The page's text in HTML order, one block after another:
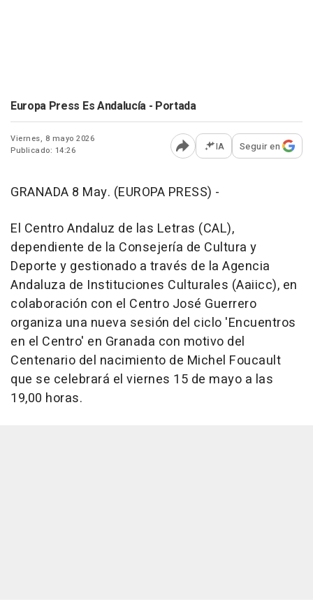
Europa Press Es Andalucía - Portada
Viernes, 8 mayo 2026
Publicado: 14:26
Abrir opciones para
IA Seguir en
GRANADA 8 May. (EUROPA PRESS) -
El Centro Andaluz de las Letras (CAL),
dependiente de la Consejería de Cultura y
Deporte y gestionado a través de la Agencia
Andaluza de Instituciones Culturales (Aaiicc), en
colaboración con el Centro José Guerrero
organiza una nueva sesión del ciclo 'Encuentros
en el Centro' en Granada con motivo del
Centenario del nacimiento de Michel Foucault
que se celebrará el viernes 15 de mayo a las
19,00 horas.